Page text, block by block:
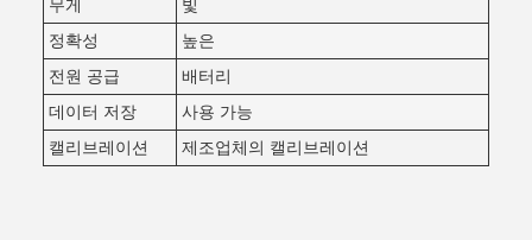
무게
빛
정확성
높은
전원 공급
배터리
데이터 저장
사용 가능
캘리브레이션
제조업체의 캘리브레이션